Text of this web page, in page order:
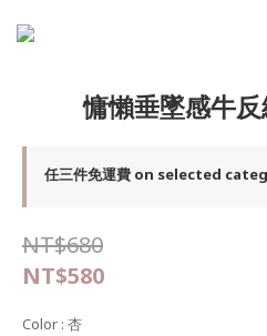
慵懶垂墜感牛
任三件免運費 on selected
NT$680
NT$580
Color : 杏